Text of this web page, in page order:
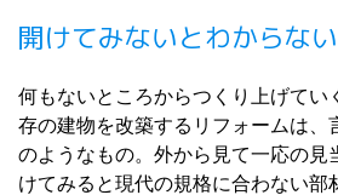
開けてみないとわからな
何もないところからつくり上げてい
存の建物を改築するリフォームは、
のようなもの。外から見て一応の見
けてみると現代の規格に合わない部